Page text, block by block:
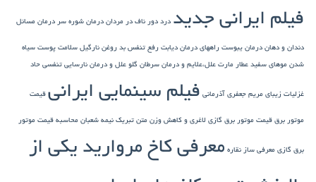
فیلم ایرانی جدید درد دور ناف در مردان درمان شوره سر درمان مسائل
دندان و دهان درمان یبوست راههای درمان دیابت رفع تنفس بد روغن نارگیل سلامت پوست سیاه
شدن موهای سفید عطار مارت علل،علایم و درمان سرطان گلو علل و درمان نارسایی تنفسی حاد
غزلیات زیبای مریم جعفری آذرمانی فیلم سینمایی ایرانی قیمت
موتور برق قیمت موتور برق گازی لاغری و کاهش وزن متن تبریک نیمه شعبان محاسبه قیمت موتور
برق گازی معرفی ساز نقاره معرفی کاخ مروارید یکی از